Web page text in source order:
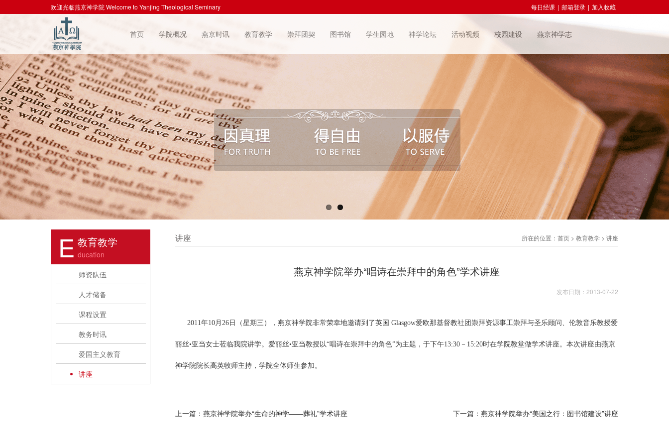
欢迎光临燕京神学院 Welcome to Yanjing Theological Seminary 每日经课 | 邮箱登录 | 加入收藏
首页 学院概况 燕京时讯 教育教学 崇拜团契 图书馆 学生园地 神学论坛 活动视频 校园建设 燕京神学志
E 教育教学
ducation
师资队伍
人才储备
课程设置
教务时讯
爱国主义教育
讲座
讲座 所在的位置： 首页 > 教育教学 > 讲座
燕京神学院举办“唱诗在崇拜中的角色”学术讲座
发布日期：2013-07-22
2011年10月 26 日 （星期三），燕京神学院非常荣幸地邀请到了英国 Glasgow爱欧那基督教社团崇拜资源事工崇拜与圣乐顾问、伦敦音乐教授爱
丽丝•亚当女士莅临我院讲学。爱丽丝•亚当教授以“唱诗在崇拜中的角色”为主题，于下午13:30 － 15:20时在学院教堂做学术讲座。本次讲座由燕京
神学院院长高英牧师主持，学院全体师生参加。
上一篇：燕京神学院举办“生命的神学——葬礼”学术讲座 下一篇：燕京神学院举办“美国之行：图书馆建设”讲座